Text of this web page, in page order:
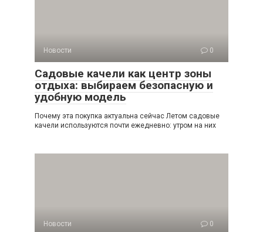
Новости 0
Садовые качели как центр зоны
отдыха: выбираем безопасную и
удобную модель
Почему эта покупка актуальна сейчас Летом садовые
качели используются почти ежедневно: утром на них
Новости 0